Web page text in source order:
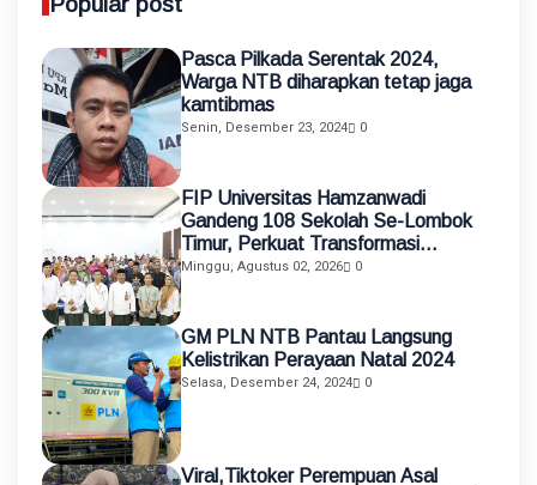
Pasca Pilkada Serentak 2024,
Warga NTB diharapkan tetap jaga
kamtibmas
Senin, Desember 23, 2024 0
FIP Universitas Hamzanwadi
Gandeng 108 Sekolah Se-Lombok
Timur, Perkuat Transformasi
Pendidikan melalui Asistensi
Minggu, Agustus 02, 2026 0
GM PLN NTB Pantau Langsung
Kelistrikan Perayaan Natal 2024
Selasa, Desember 24, 2024 0
Viral,Tiktoker Perempuan Asal